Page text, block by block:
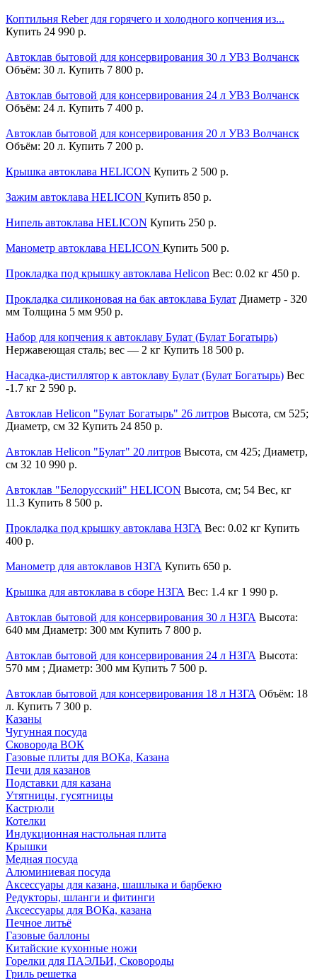
Коптильня Reber для горячего и холодного копчения из...
Купить 24 990 р.
Автоклав бытовой для консервирования 30 л УВЗ Волчанск
Объём: 30 л. Купить 7 800 р.
Автоклав бытовой для консервирования 24 л УВЗ Волчанск
Объём: 24 л. Купить 7 400 р.
Автоклав бытовой для консервирования 20 л УВЗ Волчанск
Объём: 20 л. Купить 7 200 р.
Крышка автоклава HELICON Купить 2 500 р.
Зажим автоклава HELICON Купить 850 р.
Нипель автоклава HELICON Купить 250 р.
Манометр автоклава HELICON Купить 500 р.
Прокладка под крышку автоклава Helicon Вес: 0.02 кг 450 р.
Прокладка силиконовая на бак автоклава Булат Диаметр - 320
мм Толщина 5 мм 950 р.
Набор для копчения к автоклаву Булат (Булат Богатырь)
Нержавеющая сталь; вес — 2 кг Купить 18 500 р.
Насадка-дистиллятор к автоклаву Булат (Булат Богатырь) Вес
-1.7 кг 2 590 р.
Автоклав Helicon "Булат Богатырь" 26 литров Высота, см 525;
Диаметр, см 32 Купить 24 850 р.
Автоклав Helicon "Булат" 20 литров Высота, см 425; Диаметр,
см 32 10 990 р.
Автоклав "Белорусский" HELICON Высота, см; 54 Вес, кг
11.3 Купить 8 500 р.
Прокладка под крышку автоклава НЗГА Вес: 0.02 кг Купить
400 р.
Манометр для автоклавов НЗГА Купить 650 р.
Крышка для автоклава в сборе НЗГА Вес: 1.4 кг 1 990 р.
Автоклав бытовой для консервирования 30 л НЗГА Высота:
640 мм Диаметр: 300 мм Купить 7 800 р.
Автоклав бытовой для консервирования 24 л НЗГА Высота:
570 мм ; Диаметр: 300 мм Купить 7 500 р.
Автоклав бытовой для консервирования 18 л НЗГА Объём: 18
л. Купить 7 300 р.
Казаны
Чугунная посуда
Сковорода ВОК
Газовые плиты для ВОКа, Казана
Печи для казанов
Подставки для казана
Утятницы, гусятницы
Кастрюли
Котелки
Индукционная настольная плита
Крышки
Медная посуда
Алюминиевая посуда
Аксессуары для казана, шашлыка и барбекю
Редукторы, шланги и фитинги
Аксессуары для ВОКа, казана
Печное литьё
Газовые баллоны
Китайские кухонные ножи
Горелки для ПАЭЛЬИ, Сковороды
Гриль решетка